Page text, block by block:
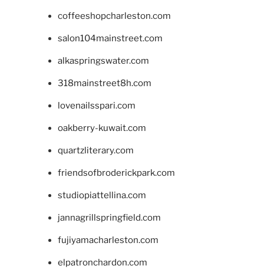
coffeeshopcharleston.com
salon104mainstreet.com
alkaspringswater.com
318mainstreet8h.com
lovenailsspari.com
oakberry-kuwait.com
quartzliterary.com
friendsofbroderickpark.com
studiopiattellina.com
jannagrillspringfield.com
fujiyamacharleston.com
elpatronchardon.com